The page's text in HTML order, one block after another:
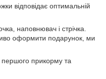
відповідає оптимальній
наповнювач і стрічка.
оформити подарунок, ми
прикорму та